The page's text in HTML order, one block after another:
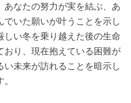
あなたの努力が実を結ぶ、あ
でいた願いが叶うことを示し
しい冬を乗り越えた後の生命
おり、現在抱えている困難が
い未来が訪れることを暗示し